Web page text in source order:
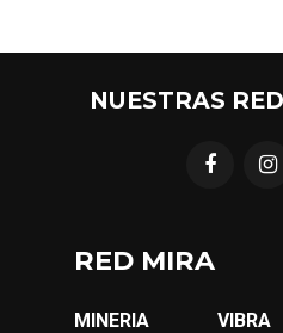
NUESTRAS
RED MIRA
MINERIA
VIBRA